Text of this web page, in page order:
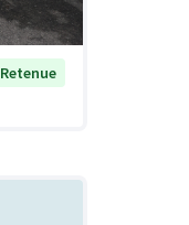
Retenue